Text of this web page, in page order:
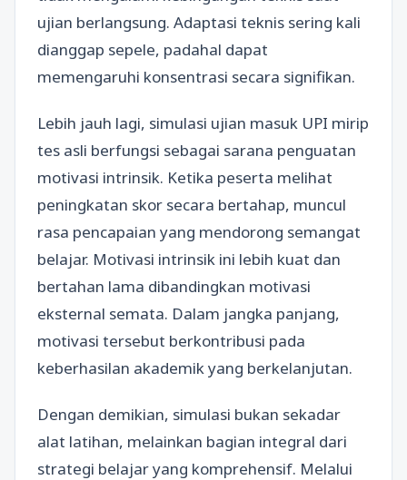
ujian berlangsung. Adaptasi teknis sering kali
dianggap sepele, padahal dapat
memengaruhi konsentrasi secara signifikan.
Lebih jauh lagi, simulasi ujian masuk UPI mirip
tes asli berfungsi sebagai sarana penguatan
motivasi intrinsik. Ketika peserta melihat
peningkatan skor secara bertahap, muncul
rasa pencapaian yang mendorong semangat
belajar. Motivasi intrinsik ini lebih kuat dan
bertahan lama dibandingkan motivasi
eksternal semata. Dalam jangka panjang,
motivasi tersebut berkontribusi pada
keberhasilan akademik yang berkelanjutan.
Dengan demikian, simulasi bukan sekadar
alat latihan, melainkan bagian integral dari
strategi belajar yang komprehensif. Melalui